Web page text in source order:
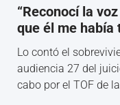
“Reconocí la
que él me había
Lo contó el
audiencia 27 del
cabo por el TOF de